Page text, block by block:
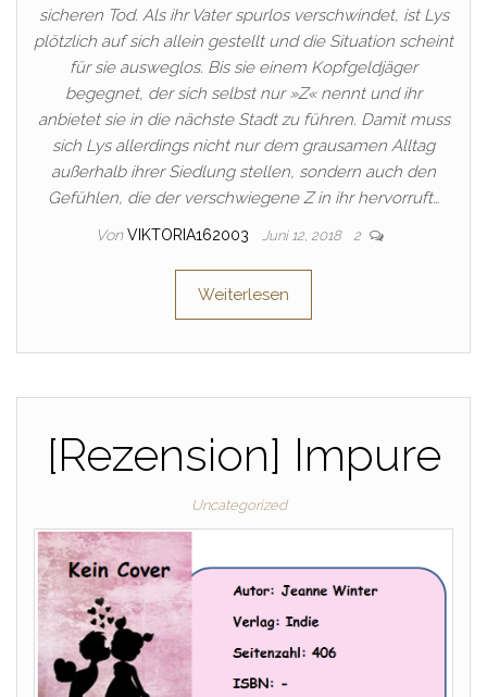
sicheren Tod. Als ihr Vater spurlos verschwindet, ist Lys
plötzlich auf sich allein gestellt und die Situation scheint
für sie ausweglos. Bis sie einem Kopfgeldjäger
begegnet, der sich selbst nur »Z« nennt und ihr
anbietet sie in die nächste Stadt zu führen. Damit muss
sich Lys allerdings nicht nur dem grausamen Alltag
außerhalb ihrer Siedlung stellen, sondern auch den
Gefühlen, die der verschwiegene Z in ihr hervorruft…
Von VIKTORIA162003 Juni 12, 2018 2
Weiterlesen
[Rezension] Impure
Uncategorized